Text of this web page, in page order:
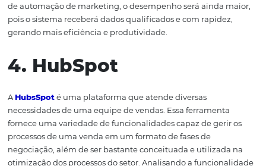
mais geram conversões emreservas. Você pode
os dados para montar gráficos e criar documentos de
3. CRM
Implementar e utilizar de maneira constante um
CRMé fundamental na otimização de vendas de um
ele, é possível analisar os contatos feitos com os clientes,
elogios e as reclamações. Se ele estiver integrado às
de automação de marketing, o desempenho será ainda